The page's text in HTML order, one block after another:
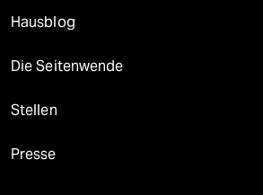
Hausblog
Die Seitenwende
Stellen
Presse